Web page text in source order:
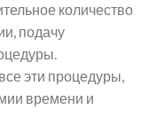
количество
подачу
эти процедуры,
времени и